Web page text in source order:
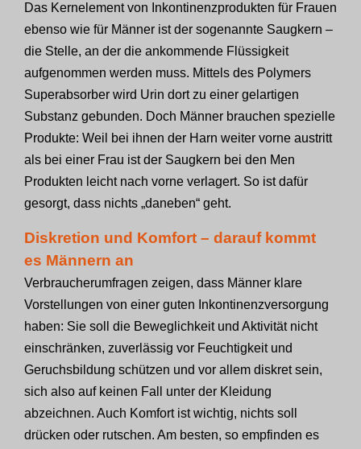
Das Kernelement von Inkontinenzprodukten für Frauen
ebenso wie für Männer ist der sogenannte Saugkern –
die Stelle, an der die ankommende Flüssigkeit
aufgenommen werden muss. Mittels des Polymers
Superabsorber wird Urin dort zu einer gelartigen
Substanz gebunden. Doch Männer brauchen spezielle
Produkte: Weil bei ihnen der Harn weiter vorne austritt
als bei einer Frau ist der Saugkern bei den Men
Produkten leicht nach vorne verlagert. So ist dafür
gesorgt, dass nichts „daneben“ geht.
Diskretion und Komfort – darauf kommt
es Männern an
Verbraucherumfragen zeigen, dass Männer klare
Vorstellungen von einer guten Inkontinenzversorgung
haben: Sie soll die Beweglichkeit und Aktivität nicht
einschränken, zuverlässig vor Feuchtigkeit und
Geruchsbildung schützen und vor allem diskret sein,
sich also auf keinen Fall unter der Kleidung
abzeichnen. Auch Komfort ist wichtig, nichts soll
drücken oder rutschen. Am besten, so empfinden es